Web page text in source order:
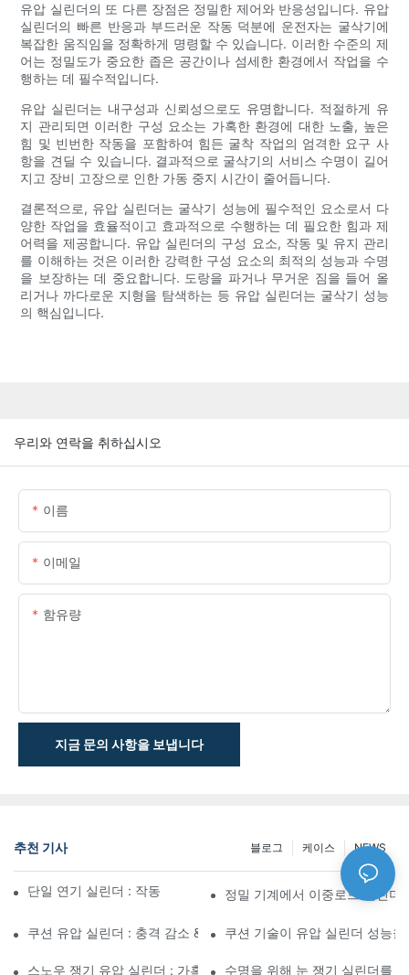
유압 실린더의 또 다른 장점은 정밀한 제어와 반응성입니다. 유압
실린더의 빠른 반응과 부드러운 작동 덕분에 운전자는 굴삭기에
복잡한 움직임을 정확하게 명령할 수 있습니다. 이러한 수준의 제
어는 정밀도가 중요한 좁은 공간이나 섬세한 환경에서 작업을 수
행하는 데 필수적입니다.
유압 실린더는 내구성과 신뢰성으로도 유명합니다. 적절하게 유
지 관리되면 이러한 구성 요소는 가혹한 환경에 대한 노출, 높은
힘 및 빈번한 작동을 포함하여 힘든 굴착 작업의 엄격한 요구 사
항을 견딜 수 있습니다. 결과적으로 굴삭기의 서비스 수명이 길어
지고 장비 고장으로 인한 가동 중지 시간이 줄어듭니다.
결론적으로, 유압 실린더는 굴삭기 성능에 필수적인 요소로서 다
양한 작업을 효율적이고 효과적으로 수행하는 데 필요한 힘과 제
어력을 제공합니다. 유압 실린더의 구성 요소, 작동 및 유지 관리
를 이해하는 것은 이러한 강력한 구성 요소의 최적의 성능과 수명
을 보장하는 데 중요합니다. 도랑을 파거나 무거운 짐을 들어 올
리거나 까다로운 지형을 탐색하는 등 유압 실린더는 굴삭기 성능
의 핵심입니다.
우리와 연락을 취하십시오
이름
이메일
함유량
지금 문의 사항을 보냅니다
추천 기사 NEWS
케이스
블로그
단일 연기 실린더 : 작동 방식 & 공통 응용 프로그램정밀 기계에서 이중로드 실린더
쿠션 유압 실린더 : 충격 감소 & 수명 연장쿠션 기술이 유압 실린더 성능
스노우 쟁기 유압 실린더 : 가혹한 겨울 조건을위한 주요 기능
수명을 위해 눈 쟁기 실린더를